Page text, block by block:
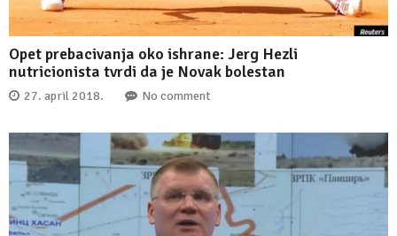
Opet prebacivanja oko ishrane: Jerg Hezli
nutricionista tvrdi da je Novak bolestan
27. april 2018. No comment